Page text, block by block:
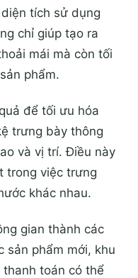
tích sử dụng
chỉ giúp tạo ra
mái mà còn tối
phẩm.
để tối ưu hóa
trưng bày thông
và vị trí. Điều này
trong việc trưng
khác nhau.
gian thành các
sản phẩm mới, khu
toán có thể